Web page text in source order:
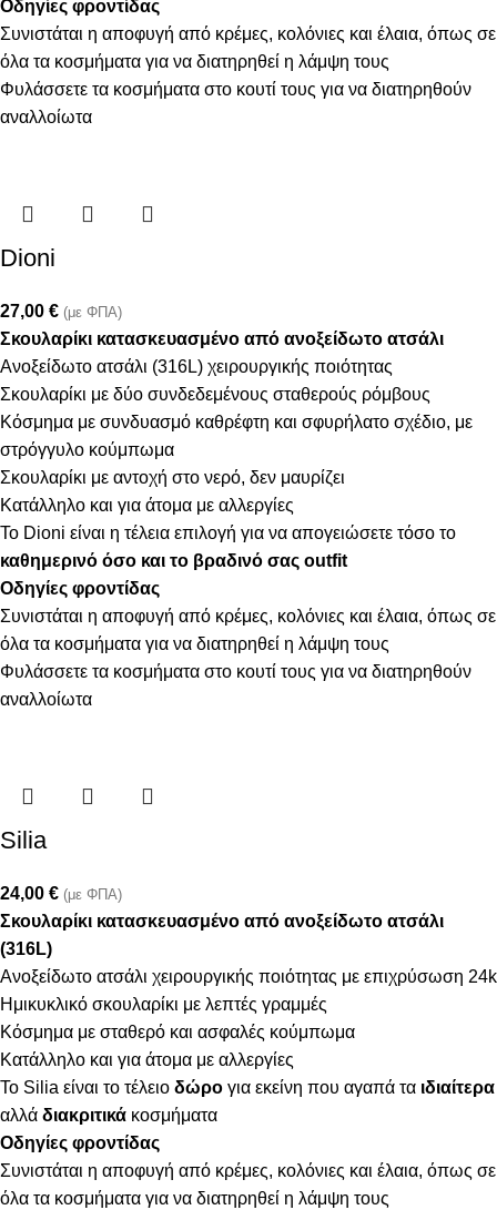
Οδηγίες φροντίδας
Συνιστάται η αποφυγή από κρέμες, κολόνιες και έλαια, όπως σε
όλα τα κοσμήματα για να διατηρηθεί η λάμψη τους
Φυλάσσετε τα κοσμήματα στο κουτί τους για να διατηρηθούν
αναλλοίωτα
Dioni
27,00 € (με ΦΠΑ)
Σκουλαρίκι κατασκευασμένο από ανοξείδωτο ατσάλι
Ανοξείδωτο ατσάλι (316L) χειρουργικής ποιότητας
Σκουλαρίκι με δύο συνδεδεμένους σταθερούς ρόμβους
Κόσμημα με συνδυασμό καθρέφτη και σφυρήλατο σχέδιο, με
στρόγγυλο κούμπωμα
Σκουλαρίκι με αντοχή στο νερό, δεν μαυρίζει
Κατάλληλο και για άτομα με αλλεργίες
Το Dioni είναι η τέλεια επιλογή για να απογειώσετε τόσο το
καθημερινό όσο και το βραδινό σας outfit
Οδηγίες φροντίδας
Συνιστάται η αποφυγή από κρέμες, κολόνιες και έλαια, όπως σε
όλα τα κοσμήματα για να διατηρηθεί η λάμψη τους
Φυλάσσετε τα κοσμήματα στο κουτί τους για να διατηρηθούν
αναλλοίωτα
Silia
24,00 € (με ΦΠΑ)
Σκουλαρίκι κατασκευασμένο από ανοξείδωτο ατσάλι
(316L)
Ανοξείδωτο ατσάλι χειρουργικής ποιότητας με επιχρύσωση 24k
Ημικυκλικό σκουλαρίκι με λεπτές γραμμές
Κόσμημα με σταθερό και ασφαλές κούμπωμα
Κατάλληλο και για άτομα με αλλεργίες
Το Silia είναι το τέλειο δώρο για εκείνη που αγαπά τα ιδιαίτερα
αλλά διακριτικά κοσμήματα
Οδηγίες φροντίδας
Συνιστάται η αποφυγή από κρέμες, κολόνιες και έλαια, όπως σε
όλα τα κοσμήματα για να διατηρηθεί η λάμψη τους